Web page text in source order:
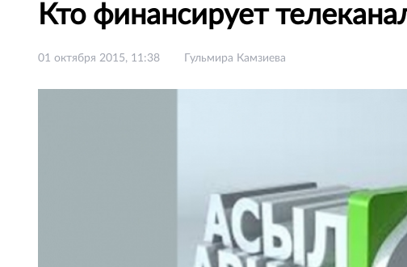
Кто финансирует
01 октября 2015, 11:38 Гульмира Камзиева